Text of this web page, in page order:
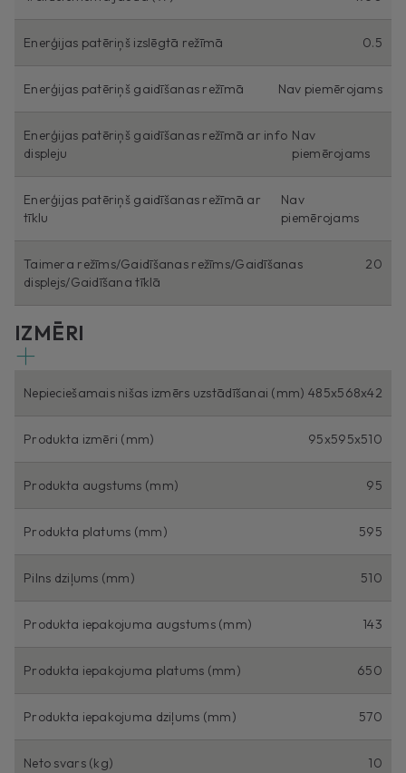
Enerģijas patēriņš izslēgtā režīmā 0.5
Enerģijas patēriņš gaidīšanas režīmā Nav piemērojams
Enerģijas patēriņš gaidīšanas režīmā ar info
displeju
Nav
piemērojams
Enerģijas patēriņš gaidīšanas režīmā ar
tīklu
Nav
piemērojams
Taimera režīms/Gaidīšanas režīms/Gaidīšanas
displejs/Gaidīšana tīklā
20
IZMĒRI
Nepieciešamais nišas izmērs uzstādīšanai (mm) 485x568x42
Produkta izmēri (mm) 95x595x510
Produkta augstums (mm) 95
Produkta platums (mm) 595
Pilns dziļums (mm) 510
Produkta iepakojuma augstums (mm) 143
Produkta iepakojuma platums (mm) 650
Produkta iepakojuma dziļums (mm) 570
Neto svars (kg) 10